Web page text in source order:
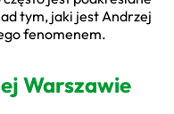
tym, jaki jest Andrzej
fenomenem.
Warszawie